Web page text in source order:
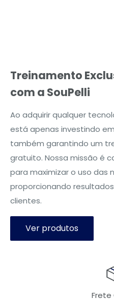
Treinamento
com a SouPelli
Ao adquirir qualquer
está apenas investindo
também garantindo um
gratuito. Nossa missão é
para maximizar o uso das
proporcionando
clientes.
Ver produtos
Frete